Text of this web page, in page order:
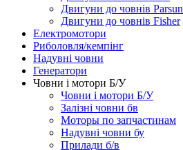
Двигуни до човнів Parsun
Двигуни до човнів Fisher
Електромотори
Риболовля/кемпінг
Надувні човни
Генератори
Човни і мотори Б/У
Човни і мотори Б/У
Залізні човни бв
Моторы по запчастинам
Надувні човни бу
Прилади б/в